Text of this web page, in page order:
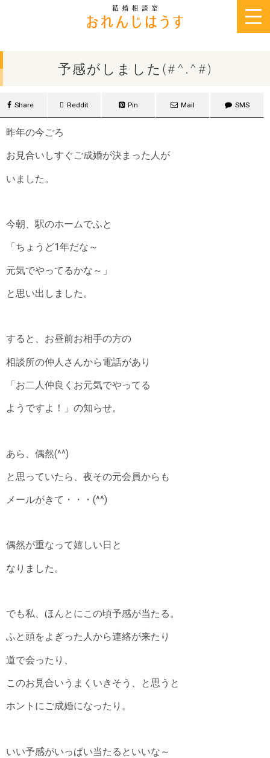
予感がしました(#^.^#)
Share Reddit Pin Mail SMS
昨年の今ごろ
お見合いしすぐご成婚が決まった人が
いました。
今朝、駅のホームでふと
「ちょうど1年だな～
元気でやってるかな～」
と思い出しました。
すると、お昼前お相手の方の
相談所の仲人さんから電話があり
「お二人仲良くお元気でやってる
ようですよ！」の知らせ。
あら、偶然(^^)
と思っていたら、夜その元会員からも
メールがきて・・・(^^)
偶然が重なって嬉しい日と
なりました。
でも私、ほんとにこの頃予感が当たる。
ふと頭をよぎった人から連絡が来たり
道で会ったり、
このお見合いうまくいきそう、と思うと
ホントにご成婚になったり。
いい予感がいっぱい当たるといいな～